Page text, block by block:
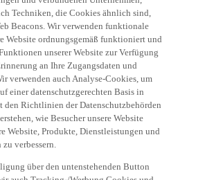
Techniken, die Cookies ähnlich sind,
Beacons. Wir verwenden funktionale
Website ordnungsgemäß funktioniert und
unserer Website zur Verfügung
an Ihre Zugangsdaten und
verwenden auch Analyse-Cookies, um
einer datenschutzgerechten Basis in
den Richtlinien der Datenschutzbehörden
wie Besucher unsere Website
Website, Produkte, Dienstleistungen und
verbessern.
auch Tracking-/Werbung Cookies und